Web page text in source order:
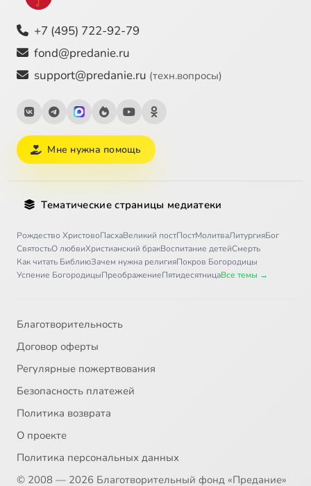
+7 (495) 722-92-79
fond@predanie.ru
support@predanie.ru (техн.вопросы)
Мне нужна помощь
Тематические страницы медиатеки
Рождество ХристовоПасхаВеликий постПостМолитваЛитургияБог
СвятостьО любвиХристианский бракВоспитание детейСмерть
Как читать БиблиюЗачем нужна религияПокров Богородицы
Успение БогородицыПреображениеПятидесятницаВсе темы →
Благотворительность
Договор оферты
Регулярные пожертвования
Безопасность платежей
Политика возврата
О проекте
Политика персональных данных
© 2008 — 2026 Благотворительный фонд «Предание»